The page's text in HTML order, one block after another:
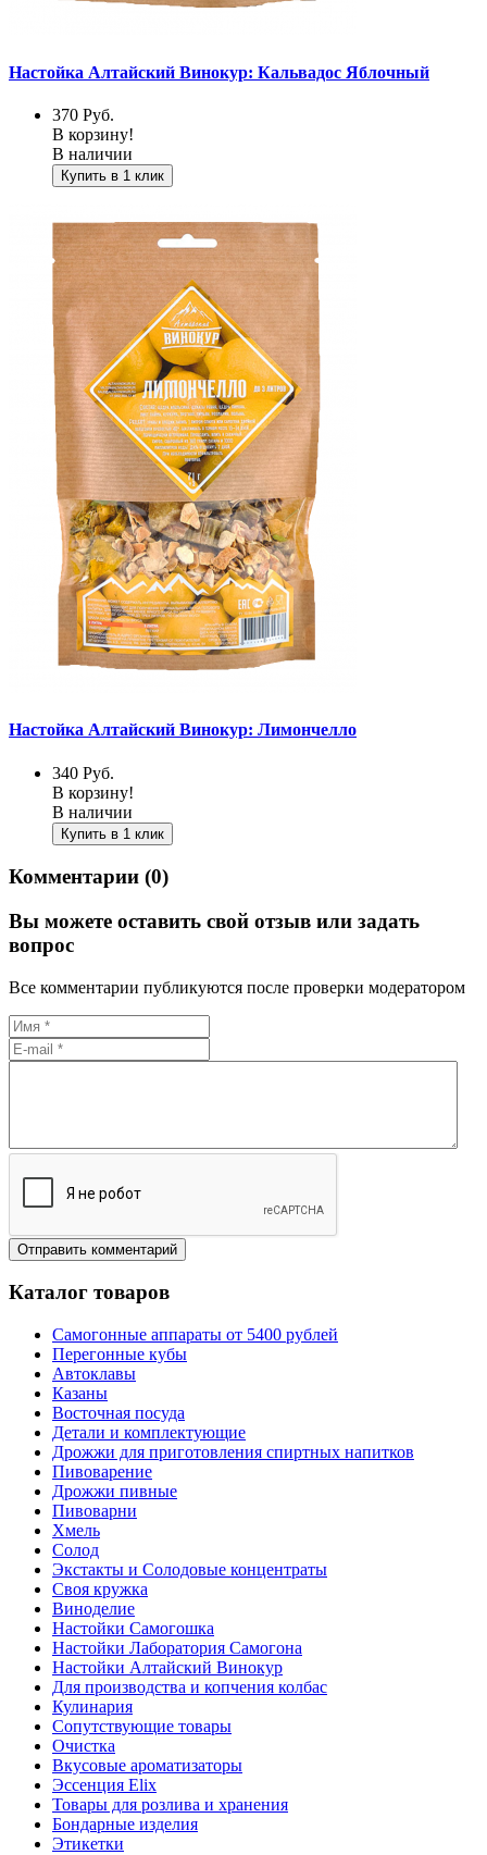
Настойка Алтайский Винокур: Кальвадос Яблочный
370 Руб.
В корзину!
В наличии
Купить в 1 клик
Настойка Алтайский Винокур: Лимончелло
340 Руб.
В корзину!
В наличии
Купить в 1 клик
Комментарии (0)
Вы можете оставить свой отзыв или задать
вопрос
Все комментарии публикуются после проверки модератором
Каталог товаров
Самогонные аппараты от 5400 рублей
Перегонные кубы
Автоклавы
Казаны
Восточная посуда
Детали и комплектующие
Дрожжи для приготовления спиртных напитков
Пивоварение
Дрожжи пивные
Пивоварни
Хмель
Солод
Экстакты и Солодовые концентраты
Своя кружка
Виноделие
Настойки Самогошка
Настойки Лаборатория Самогона
Настойки Алтайский Винокур
Для производства и копчения колбас
Кулинария
Сопутствующие товары
Очистка
Вкусовые ароматизаторы
Эссенция Elix
Товары для розлива и хранения
Бондарные изделия
Этикетки